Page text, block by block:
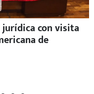
con visita
de